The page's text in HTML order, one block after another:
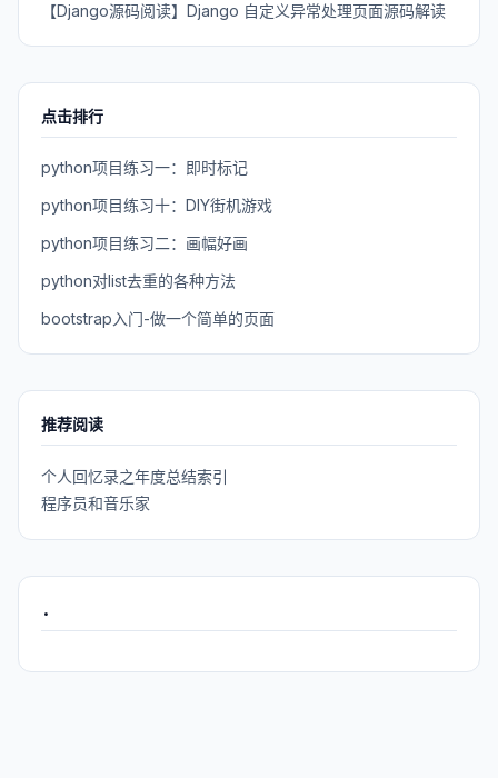
【Django源码阅读】Django 自定义异常处理页面源码解读
点击排行
python项目练习一：即时标记
python项目练习十：DIY街机游戏
python项目练习二：画幅好画
python对list去重的各种方法
bootstrap入门-做一个简单的页面
推荐阅读
个人回忆录之年度总结索引
程序员和音乐家
.